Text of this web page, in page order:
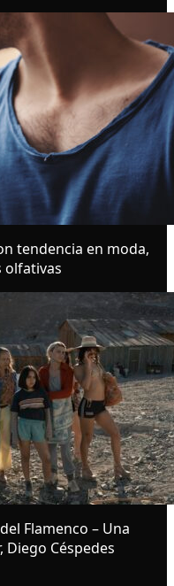
tendencia en moda,
olfativas
Flamenco – Una
Céspedes